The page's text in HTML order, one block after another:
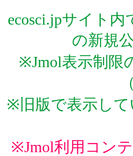
ecosci.jpサイト
の新規
※Jmol表示制限
※旧版で表示して
※Jmol利用コン